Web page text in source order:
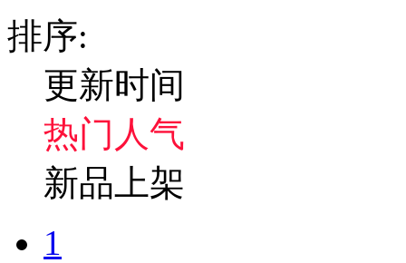
排序:
更新时间
热门人气
新品上架
1